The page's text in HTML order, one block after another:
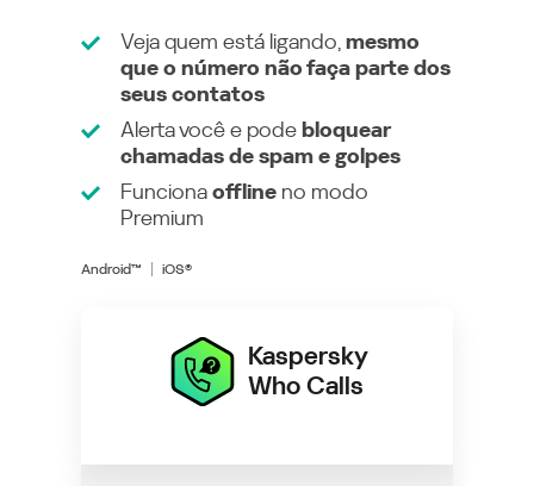
Veja quem está ligando, mesmo
que o número não faça parte dos
seus contatos
Alerta você e podebloquear
chamadas de spam e golpes
Funcionaoffline no modo
Premium
Android™ iOS®
Kaspersky
Who Calls